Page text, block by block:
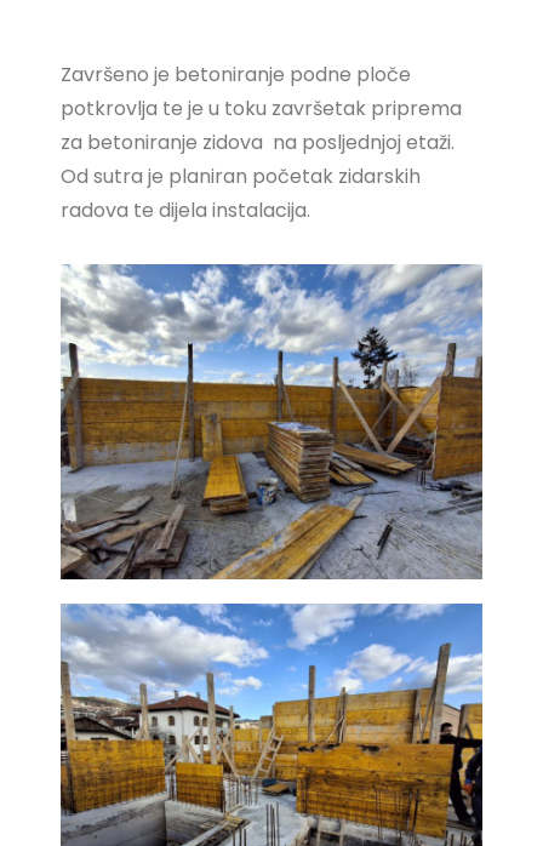
Završeno je betoniranje podne ploče
potkrovlja te je u toku završetak priprema
za betoniranje zidova na posljednjoj etaži.
Od sutra je planiran početak zidarskih
radova te dijela instalacija.